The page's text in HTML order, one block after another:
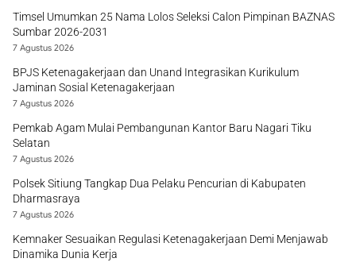
Timsel Umumkan 25 Nama Lolos Seleksi Calon Pimpinan BAZNAS
Sumbar 2026-2031
7 Agustus 2026
BPJS Ketenagakerjaan dan Unand Integrasikan Kurikulum
Jaminan Sosial Ketenagakerjaan
7 Agustus 2026
Pemkab Agam Mulai Pembangunan Kantor Baru Nagari Tiku
Selatan
7 Agustus 2026
Polsek Sitiung Tangkap Dua Pelaku Pencurian di Kabupaten
Dharmasraya
7 Agustus 2026
Kemnaker Sesuaikan Regulasi Ketenagakerjaan Demi Menjawab
Dinamika Dunia Kerja